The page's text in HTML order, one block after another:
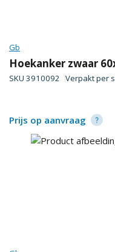
Gb
Hoekanker zwaar
SKU 3910092 Verpakt per
Prijs op aanvraag